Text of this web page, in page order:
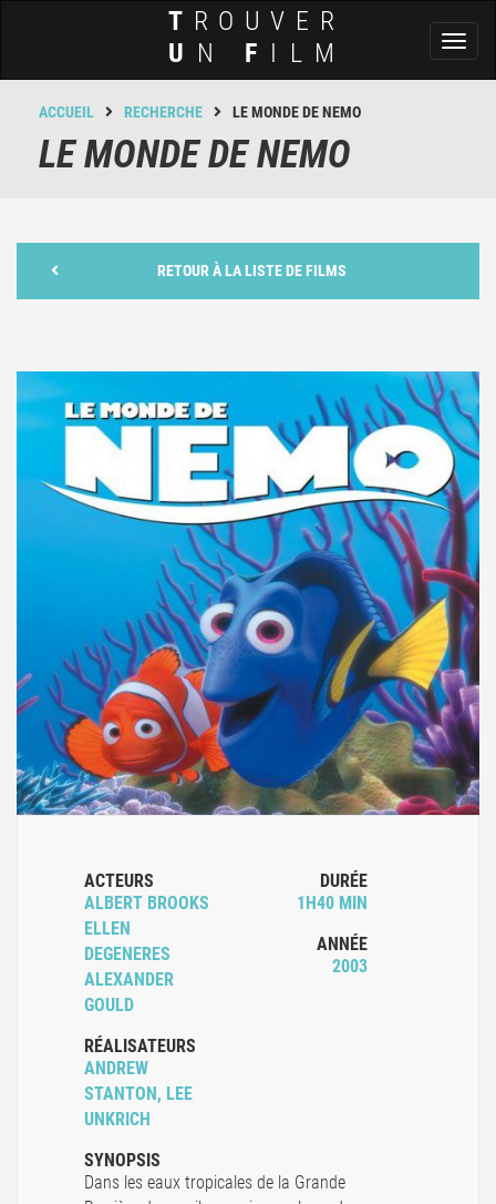
T ROUVER
U N F ILM
ACCUEIL RECHERCHE LE MONDE DE NEMO
LE MONDE DE NEMO
RETOUR À LA LISTE DE FILMS
ACTEURS
ALBERT BROOKS
ELLEN
DEGENERES
ALEXANDER
GOULD
RÉALISATEURS
ANDREW
STANTON, LEE
UNKRICH
DURÉE
1H40 MIN
ANNÉE
2003
SYNOPSIS
Dans les eaux tropicales de la Grande